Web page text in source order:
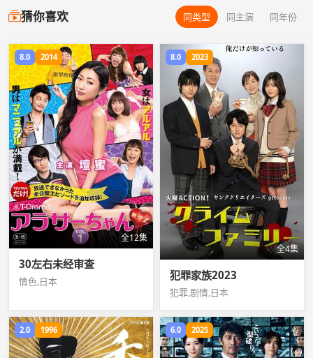
猜你喜欢 同类型 同主演 同年份
8.0 2014
全12集
30左右未经审查
情色,日本
8.0 2023
全4集
犯罪家族2023
犯罪,剧情,日本
2.0 1996 6.0 2025